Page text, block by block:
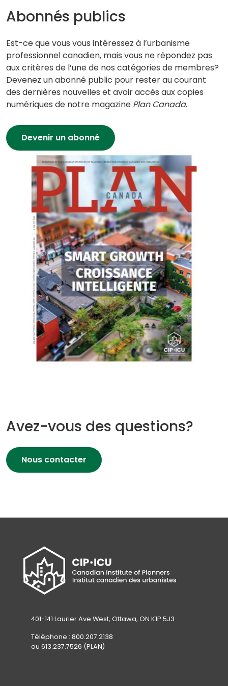
Abonnés publics
Est-ce que vous vous intéressez à l’urbanisme
professionnel canadien, mais vous ne répondez pas
aux critères de l’une de nos catégories de membres?
Devenez un abonné public pour rester au courant
des dernières nouvelles et avoir accès aux copies
numériques de notre magazine Plan Canada.
Devenir un abonné
Avez-vous des questions?
Nous contacter
401-141 Laurier Ave West, Ottawa, ON K1P 5J3
Téléphone : 800.207.2138
ou 613.237.7526 (PLAN)